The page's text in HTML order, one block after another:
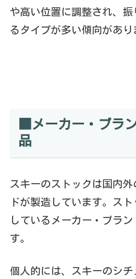
や高い位置に調整され、
るタイプが多い傾向があり
■メーカー・ブラ
品
スキーのストックは国内
ドが製造しています。ス
しているメーカー・ブラ
す。
個人的には、スキーのシ